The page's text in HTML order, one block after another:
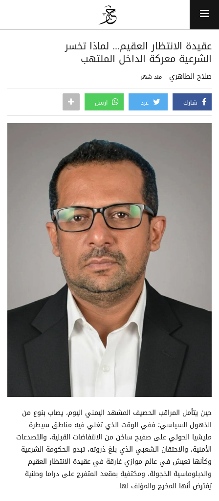
عقيدة الانتظار العقيم... لماذا تخسر
الشرعية معركة الداخل الملتهب
صلاح الطاهري منذ شهر
شارك غرد ارسل
حين يتأمل المراقب الحصيف المشهد اليمني اليوم، يصاب بنوع من
الذهول السياسي؛ ففي الوقت الذي تغلي فيه مناطق سيطرة
مليشيا الحوثي على صفيح ساخن من الانتفاضات القبلية، والتصدعات
الأمنية، والاحتقان الشعبي الذي بلغ ذروته، تبدو الحكومة الشرعية
وكأنها تعيش في عالم موازي غارقة في عقيدة الانتظار العقيم
والدبلوماسية الخجولة، ومكتفية بمقعد المتفرج على دراما وطنية
يُفترض أنها المخرج والمؤلف لها.